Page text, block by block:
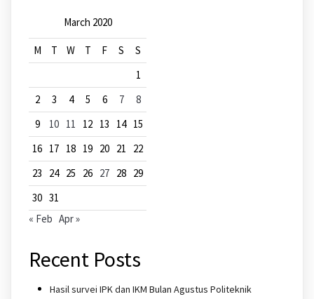
March 2020
M T W T F S
S
1
2
3 4 5 6 7
8
9
10 11 12 13 14 15
16 17 18 19 20 21
22
23
24 25 26 27 28 29
30 31
« Feb Apr »
Recent Posts
Hasil survei IPK dan IKM Bulan Agustus Politeknik